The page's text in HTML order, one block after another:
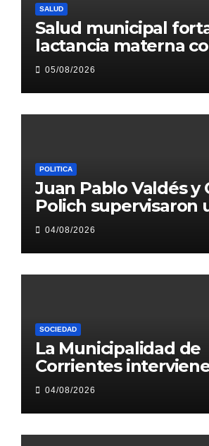
SALUD
Salud municipal
lactancia materna
acciones de
sanitaria
05/08/2026
POLITICA
Juan Pablo Valdés y
Polich supervisaron
hídrica que
de 250.000 vecinos
04/08/2026
SOCIEDAD
La Municipalidad de
Corrientes
obras 1.200 metros
de Malvinas
04/08/2026